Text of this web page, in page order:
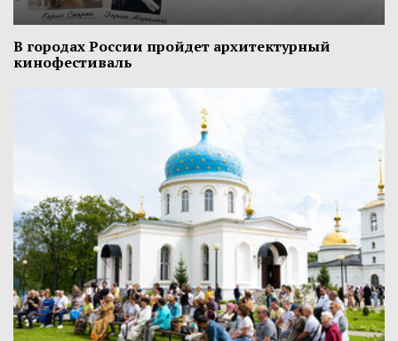
В городах России пройдет архитектурный
кинофестиваль